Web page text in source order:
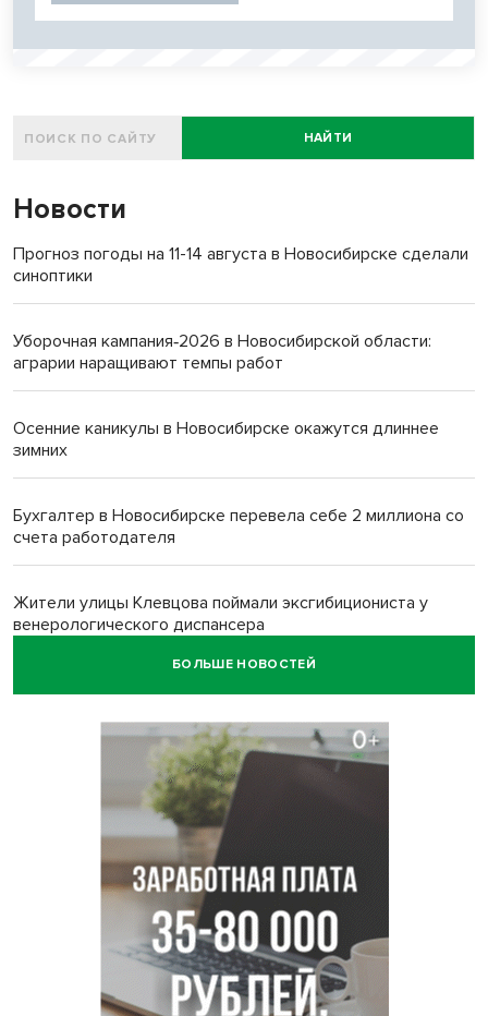
НАЙТИ
Новости
Прогноз погоды на 11-14 августа в Новосибирске сделали
синоптики
Уборочная кампания‑2026 в Новосибирской области:
аграрии наращивают темпы работ
Осенние каникулы в Новосибирске окажутся длиннее
зимних
Бухгалтер в Новосибирске перевела себе 2 миллиона со
счета работодателя
Жители улицы Клевцова поймали эксгибициониста у
венерологического диспансера
Новосибирцы удивили работников ЗАГСа сакральными
Социальная сфера и поддержка участников СВО
обозначены приоритетами бюджетной политики
Новосибирской области
Главные дороги Новосибирска закрыли для самокатов к 11
Парашютную вышку за 16 миллионов закупил детский
лагерь под Новосибирском
БОЛЬШЕ НОВОСТЕЙ